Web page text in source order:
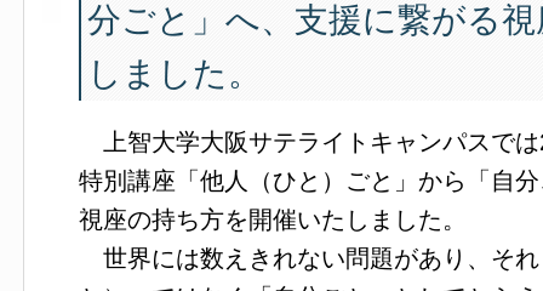
分ごと」へ、支援に繋がる
しました。
上智大学大阪サテライトキャンパスで
特別講座「他人（ひと）ごと」から「自
視座の持ち方を開催いたしました。
世界には数えきれない問題があり、そ